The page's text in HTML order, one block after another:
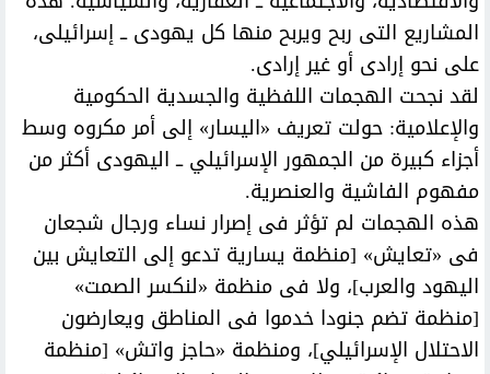
المشاريع التى ربح ويربح منها كل يهودى ــ إسرائيلى،
على نحو إرادى أو غير إرادى.
لقد نجحت الهجمات اللفظية والجسدية الحكومية
والإعلامية: حولت تعريف «اليسار» إلى أمر مكروه وسط
أجزاء كبيرة من الجمهور الإسرائيلي ــ اليهودى أكثر من
مفهوم الفاشية والعنصرية.
هذه الهجمات لم تؤثر فى إصرار نساء ورجال شجعان
فى «تعايش» [منظمة يسارية تدعو إلى التعايش بين
اليهود والعرب]، ولا فى منظمة «لنكسر الصمت»
[منظمة تضم جنودا خدموا فى المناطق ويعارضون
الاحتلال الإسرائيلي]، ومنظمة «حاجز واتش» [منظمة